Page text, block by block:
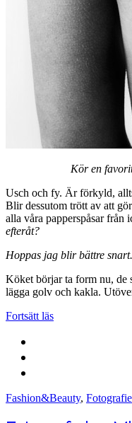
Kör en
Usch och fy. Är förkyld,
Blir dessutom trött av att
alla våra papperspåsar från
efteråt?
Hoppas jag blir bättre snart.
Köket börjar ta form nu, de
lägga golv och kakla.
Fortsätt läs
Fashion&Beauty,